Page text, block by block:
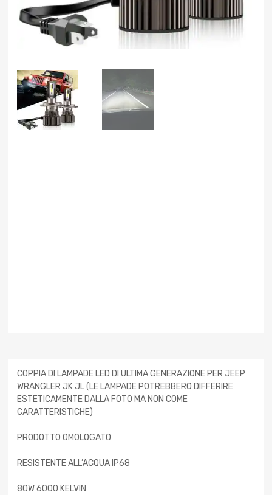
COPPIA DI LAMPADE LED DI ULTIMA GENERAZIONE PER JEEP
WRANGLER JK JL (LE LAMPADE POTREBBERO DIFFERIRE
ESTETICAMENTE DALLA FOTO MA NON COME
CARATTERISTICHE)
PRODOTTO OMOLOGATO
RESISTENTE ALL’ACQUA IP68
80W 6000 KELVIN